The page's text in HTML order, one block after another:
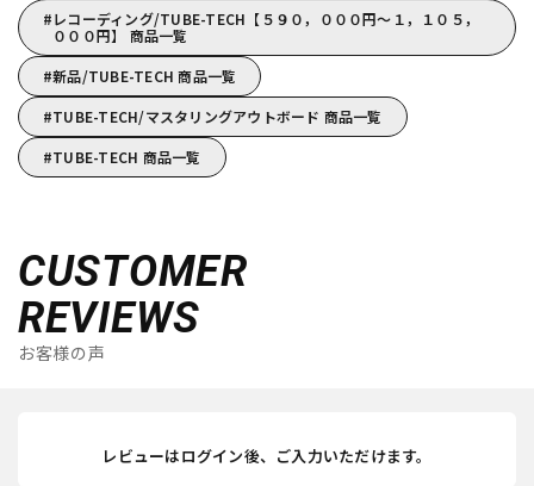
レコーディング/TUBE-TECH【５９０，０００円～１，１０５，
０００円】 商品一覧
新品/TUBE-TECH 商品一覧
TUBE-TECH/マスタリングアウトボード 商品一覧
TUBE-TECH 商品一覧
CUSTOMER
REVIEWS
お客様の声
レビューはログイン後、ご入力いただけます。